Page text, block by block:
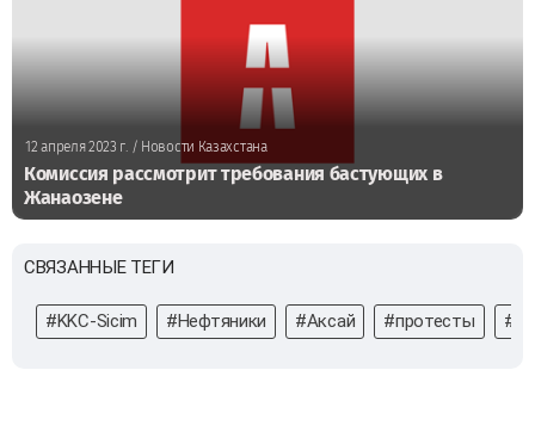
12 апреля 2023 г./ Новости Казахстана
Комиссия рассмотрит требования бастующих в
Жанаозене
СВЯЗАННЫЕ ТЕГИ
#KKC-Sicim #Нефтяники #Аксай #протесты